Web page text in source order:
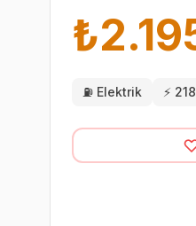
⛽ Elektrik ⚡